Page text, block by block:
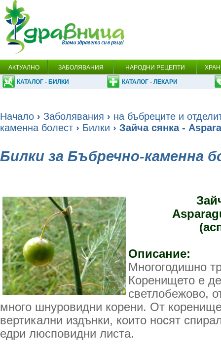
АКТУАЛНО ЗАБОЛЯВАНИЯ НАРОДНИ РЕЦЕПТИ
КАТАЛОГ - БИЛКИ КАТАЛОГ - ЛЕКАРИ
Начало › Заболявания › на бъбреците и
каменна болест › Билки › Зайча сянка -
Билки за Бъбречно-каменна
Описание:
Многогодишно
Коренището е
светлобежово,
много шнуровидни корени. От
вертикални издънки, които носят
едри люсповидни листа.